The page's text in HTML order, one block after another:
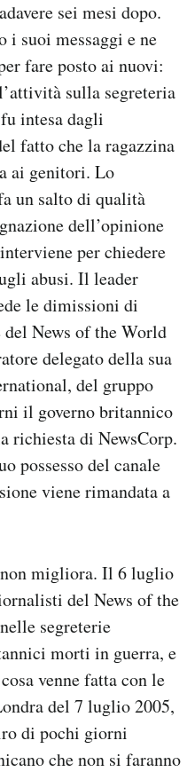
sei mesi dopo.
i suoi messaggi e ne
fare posto ai nuovi:
sulla segreteria
intesa dagli
fatto che la ragazzina
ai genitori. Lo
un salto di qualità
dell’opinione
per chiedere
abusi. Il leader
le dimissioni di
News of the World
delegato della sua
del gruppo
il governo britannico
richiesta di NewsCorp.
possesso del canale
viene rimandata a
migliora. Il 6 luglio
del News of the
segreterie
morti in guerra, e
venne fatta con le
del 7 luglio 2005,
di pochi giorni
che non si faranno